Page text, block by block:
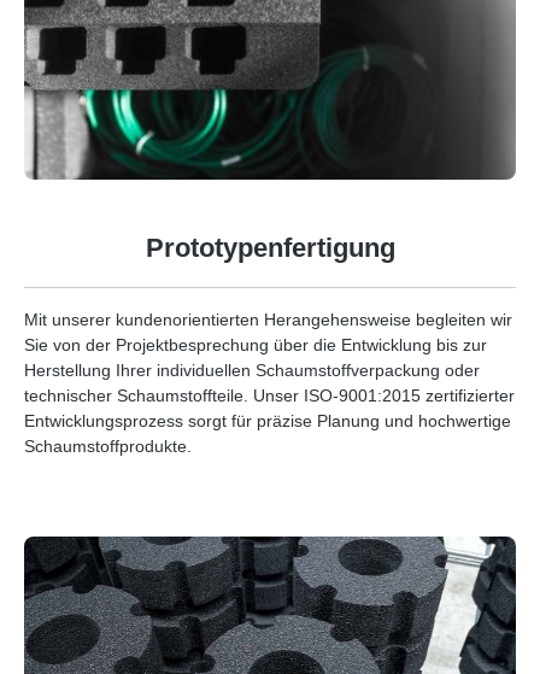
Prototypenfertigung
Mit unserer kundenorientierten Herangehensweise begleiten wir
Sie von der Projektbesprechung über die Entwicklung bis zur
Herstellung Ihrer individuellen Schaumstoffverpackung oder
technischer Schaumstoffteile. Unser ISO-9001:2015 zertifizierter
Entwicklungsprozess sorgt für präzise Planung und hochwertige
Schaumstoffprodukte.